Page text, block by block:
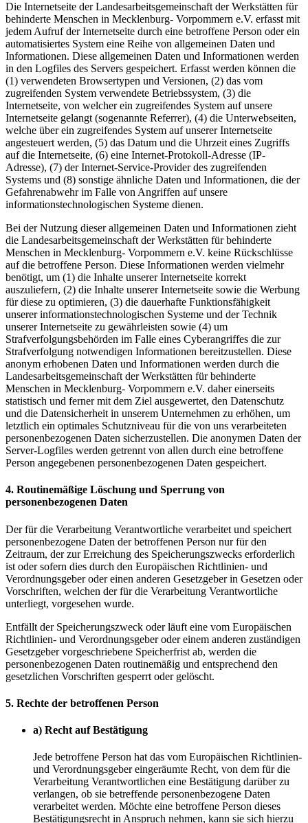
Die Internetseite der Landesarbeitsgemeinschaft der Werkstätten für
behinderte Menschen in Mecklenburg- Vorpommern e.V. erfasst mit
jedem Aufruf der Internetseite durch eine betroffene Person oder ein
automatisiertes System eine Reihe von allgemeinen Daten und
Informationen. Diese allgemeinen Daten und Informationen werden
in den Logfiles des Servers gespeichert. Erfasst werden können die
(1) verwendeten Browsertypen und Versionen, (2) das vom
zugreifenden System verwendete Betriebssystem, (3) die
Internetseite, von welcher ein zugreifendes System auf unsere
Internetseite gelangt (sogenannte Referrer), (4) die Unterwebseiten,
welche über ein zugreifendes System auf unserer Internetseite
angesteuert werden, (5) das Datum und die Uhrzeit eines Zugriffs
auf die Internetseite, (6) eine Internet-Protokoll-Adresse (IP-
Adresse), (7) der Internet-Service-Provider des zugreifenden
Systems und (8) sonstige ähnliche Daten und Informationen, die der
Gefahrenabwehr im Falle von Angriffen auf unsere
informationstechnologischen Systeme dienen.
Bei der Nutzung dieser allgemeinen Daten und Informationen zieht
die Landesarbeitsgemeinschaft der Werkstätten für behinderte
Menschen in Mecklenburg- Vorpommern e.V. keine Rückschlüsse
auf die betroffene Person. Diese Informationen werden vielmehr
benötigt, um (1) die Inhalte unserer Internetseite korrekt
auszuliefern, (2) die Inhalte unserer Internetseite sowie die Werbung
für diese zu optimieren, (3) die dauerhafte Funktionsfähigkeit
unserer informationstechnologischen Systeme und der Technik
unserer Internetseite zu gewährleisten sowie (4) um
Strafverfolgungsbehörden im Falle eines Cyberangriffes die zur
Strafverfolgung notwendigen Informationen bereitzustellen. Diese
anonym erhobenen Daten und Informationen werden durch die
Landesarbeitsgemeinschaft der Werkstätten für behinderte
Menschen in Mecklenburg- Vorpommern e.V. daher einerseits
statistisch und ferner mit dem Ziel ausgewertet, den Datenschutz
und die Datensicherheit in unserem Unternehmen zu erhöhen, um
letztlich ein optimales Schutzniveau für die von uns verarbeiteten
personenbezogenen Daten sicherzustellen. Die anonymen Daten der
Server-Logfiles werden getrennt von allen durch eine betroffene
Person angegebenen personenbezogenen Daten gespeichert.
4. Routinemäßige Löschung und Sperrung von
personenbezogenen Daten
Der für die Verarbeitung Verantwortliche verarbeitet und speichert
personenbezogene Daten der betroffenen Person nur für den
Zeitraum, der zur Erreichung des Speicherungszwecks erforderlich
ist oder sofern dies durch den Europäischen Richtlinien- und
Verordnungsgeber oder einen anderen Gesetzgeber in Gesetzen oder
Vorschriften, welchen der für die Verarbeitung Verantwortliche
unterliegt, vorgesehen wurde.
Entfällt der Speicherungszweck oder läuft eine vom Europäischen
Richtlinien- und Verordnungsgeber oder einem anderen zuständigen
Gesetzgeber vorgeschriebene Speicherfrist ab, werden die
personenbezogenen Daten routinemäßig und entsprechend den
gesetzlichen Vorschriften gesperrt oder gelöscht.
5. Rechte der betroffenen Person
a) Recht auf Bestätigung
Jede betroffene Person hat das vom Europäischen Richtlinien-
und Verordnungsgeber eingeräumte Recht, von dem für die
Verarbeitung Verantwortlichen eine Bestätigung darüber zu
verlangen, ob sie betreffende personenbezogene Daten
verarbeitet werden. Möchte eine betroffene Person dieses
Bestätigungsrecht in Anspruch nehmen, kann sie sich hierzu